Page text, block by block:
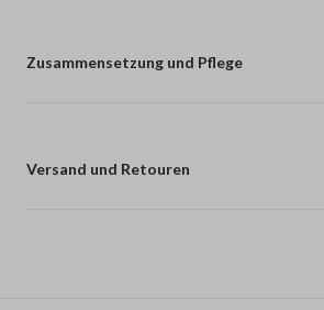
Zusammensetzung und Pflege
Versand und Retouren